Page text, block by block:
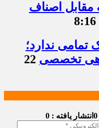
مقابل اصناف
ندارد؛
تخصصی 22
انتشار یافته : 0